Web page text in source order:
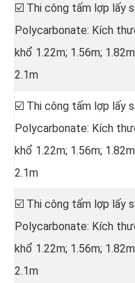
☑️ Thi công tấm lợp lấy
Polycarbonate: Kích
khổ 1.22m; 1.56m;
2.1m
☑️ Thi công tấm lợp lấy
Polycarbonate: Kích
khổ 1.22m; 1.56m;
2.1m
☑️ Thi công tấm lợp lấy
Polycarbonate: Kích
khổ 1.22m; 1.56m;
2.1m